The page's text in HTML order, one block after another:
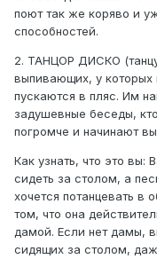
поют так же коряво и
способностей.
2. ТАНЦОР ДИСКО
выпивающих, у которых
пускаются в пляс. Им
задушевные беседы,
погромче и начинают
Как узнать, что это вы:
сидеть за столом, а
хочется потанцевать в
том, что она
дамой. Если нет дамы,
сидящих за столом,